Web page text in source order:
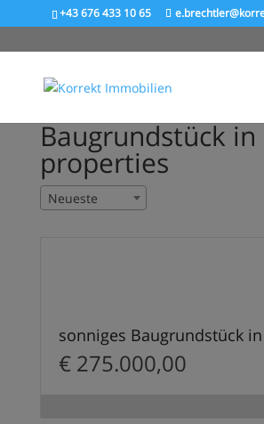
+43 676 433 10 65
Baugrundstück
properties
Neueste
sonniges Baugrundstück
€ 275.000,00